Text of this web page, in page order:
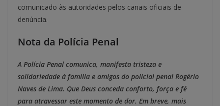
comunicado às autoridades pelos canais oficiais de
denúncia.
Nota da Polícia Penal
A Polícia Penal comunica, manifesta tristeza e
solidariedade à família e amigos do policial penal Rogério
Naves de Lima. Que Deus conceda conforto, força e fé
para atravessar este momento de dor. Em breve, mais